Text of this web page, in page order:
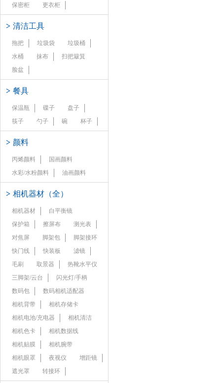
保密柜
更衣柜
> 清洁工具
拖把 垃圾袋
垃圾桶
水桶
抹布
扫把簸箕
脸盆
> 餐具
保温瓶 碟子
盘子
筷子
勺子 碗 杯子
> 颜料
丙烯颜料
国画颜料
水彩/水粉颜料
油画颜料
> 相机器材（全）
相机器材
白平衡镜
保护箱
擦屏布
测光表
对焦屏
脚架包
脚架接环
快门线
快装板
滤镜
毛刷
取景器
热靴水平仪
三脚架/云台
闪光灯/手柄
数码包
数码相机适配器
相机背带
相机存储卡
相机电池/充电器
相机清洁
相机色卡
相机数据线
相机贴膜
相机腕带
相机眼罩
夜视仪
增距镜
遮光罩
转接环